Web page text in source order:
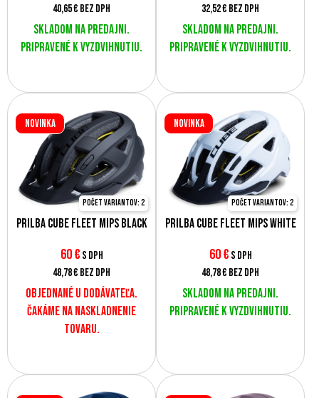
40,65 € bez DPH
Skladom na predajni.
Pripravené k vyzdvihnutiu.
32,52 € bez DPH
Skladom na predajni.
Pripravené k vyzdvihnutiu.
Prilba CUBE Fleet MIPS black
Novinka
Počet variantov: 2
60€ s DPH
48,78 € bez DPH
Objednané u dodávateľa.
Čakáme na naskladnenie
tovaru.
Prilba CUBE Fleet MIPS white
Novinka
Počet variantov: 2
60€ s DPH
48,78 € bez DPH
Skladom na predajni.
Pripravené k vyzdvihnutiu.